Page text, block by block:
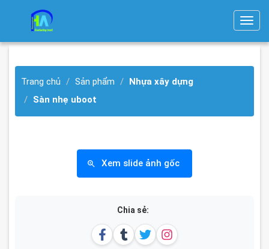
T
g
Trang chủ Sản phẩm
Nhựa xây dựng
Sàn nhẹ uboot
Xem slide ảnh gốc
Chia sẻ: